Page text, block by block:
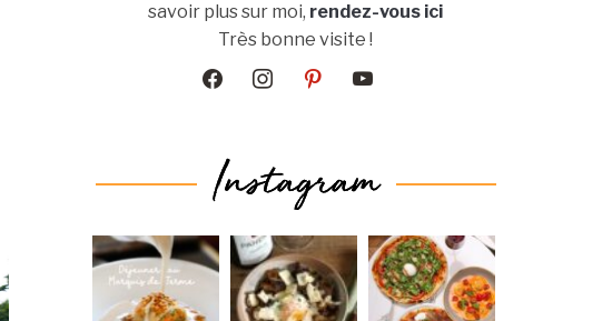
savoir plus sur moi, rendez-vous ici
Très bonne visite !
facebookinstagrampinterestyoutube